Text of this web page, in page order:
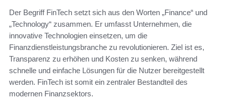
Der Begriff FinTech setzt sich aus den Worten „Finance“ und
„Technology“ zusammen. Er umfasst Unternehmen, die
innovative Technologien einsetzen, um die
Finanzdienstleistungsbranche zu revolutionieren. Ziel ist es,
Transparenz zu erhöhen und Kosten zu senken, während
schnelle und einfache Lösungen für die Nutzer bereitgestellt
werden. FinTech ist somit ein zentraler Bestandteil des
modernen Finanzsektors.